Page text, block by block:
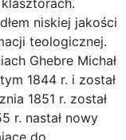
niskiej jakości
teologicznej.
Ghebre Michał
1844 r. i został
1851 r. został
r. nastał nowy
do